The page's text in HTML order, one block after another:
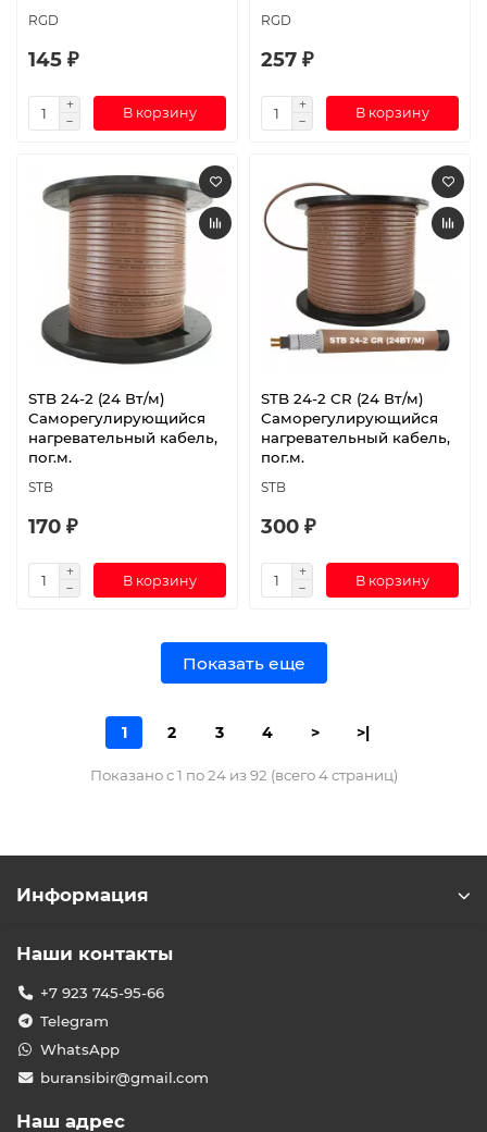
RGD
145 ₽
В корзину
RGD
257 ₽
В корзину
STB 24-2 (24 Вт/м)
Саморегулирующийся
нагревательный кабель,
пог.м.
STB
170 ₽
В корзину
STB 24-2 CR (24 Вт/м)
Саморегулирующийся
нагревательный кабель,
пог.м.
STB
300 ₽
В корзину
Показать еще
1 2 3 4 > >|
Показано с 1 по 24 из 92 (всего 4 страниц)
Информация
Наши контакты
+7 923 745-95-66
Telegram
WhatsApp
buransibir@gmail.com
Наш адрес